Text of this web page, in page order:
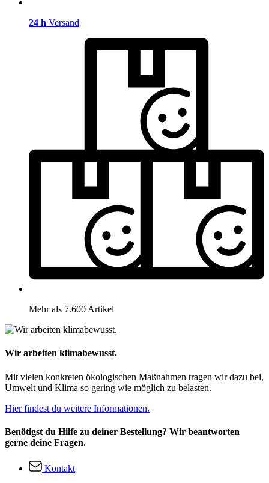
24 h Versand
Mehr als 7.600 Artikel
Wir arbeiten klimabewusst.
Mit vielen konkreten ökologischen Maßnahmen tragen wir dazu bei,
Umwelt und Klima so gering wie möglich zu belasten.
Hier findest du weitere Informationen.
Benötigst du Hilfe zu deiner Bestellung? Wir beantworten
gerne deine Fragen.
Kontakt